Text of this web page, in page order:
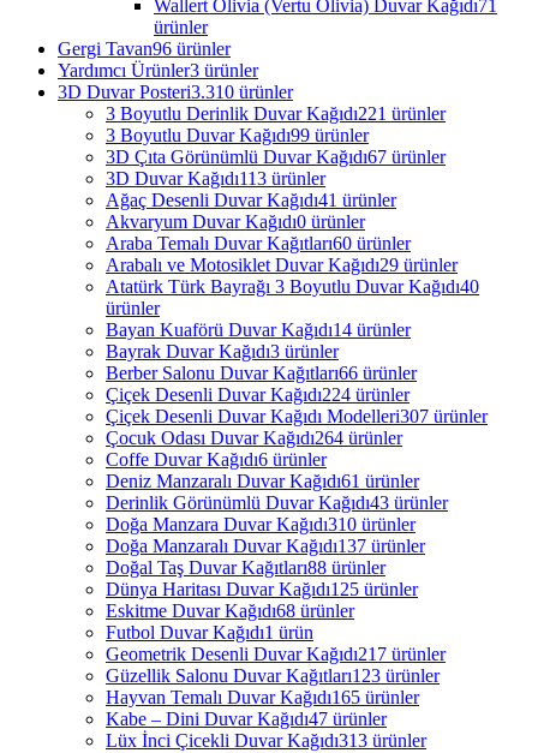
Wallert Olivia (Vertu Olivia) Duvar Kağıdı71
ürünler
Gergi Tavan96 ürünler
Yardımcı Ürünler3 ürünler
3D Duvar Posteri3.310 ürünler
3 Boyutlu Derinlik Duvar Kağıdı221 ürünler
3 Boyutlu Duvar Kağıdı99 ürünler
3D Çıta Görünümlü Duvar Kağıdı67 ürünler
3D Duvar Kağıdı113 ürünler
Ağaç Desenli Duvar Kağıdı41 ürünler
Akvaryum Duvar Kağıdı0 ürünler
Araba Temalı Duvar Kağıtları60 ürünler
Arabalı ve Motosiklet Duvar Kağıdı29 ürünler
Atatürk Türk Bayrağı 3 Boyutlu Duvar Kağıdı40
ürünler
Bayan Kuaförü Duvar Kağıdı14 ürünler
Bayrak Duvar Kağıdı3 ürünler
Berber Salonu Duvar Kağıtları66 ürünler
Çiçek Desenli Duvar Kağıdı224 ürünler
Çiçek Desenli Duvar Kağıdı Modelleri307 ürünler
Çocuk Odası Duvar Kağıdı264 ürünler
Coffe Duvar Kağıdı6 ürünler
Deniz Manzaralı Duvar Kağıdı61 ürünler
Derinlik Görünümlü Duvar Kağıdı43 ürünler
Doğa Manzara Duvar Kağıdı310 ürünler
Doğa Manzaralı Duvar Kağıdı137 ürünler
Doğal Taş Duvar Kağıtları88 ürünler
Dünya Haritası Duvar Kağıdı125 ürünler
Eskitme Duvar Kağıdı68 ürünler
Futbol Duvar Kağıdı1 ürün
Geometrik Desenli Duvar Kağıdı217 ürünler
Güzellik Salonu Duvar Kağıtları123 ürünler
Hayvan Temalı Duvar Kağıdı165 ürünler
Kabe – Dini Duvar Kağıdı47 ürünler
Lüx İnci Çicekli Duvar Kağıdı313 ürünler